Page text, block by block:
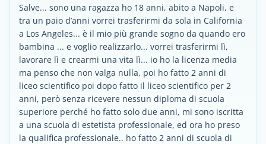
Salve... sono una ragazza ho 18 anni, abito a Napoli, e
tra un paio d’anni vorrei trasferirmi da sola in California
a Los Angeles... è il mio più grande sogno da quando ero
bambina ... e voglio realizzarlo... vorrei trasferirmi lì,
lavorare lì e crearmi una vita lì... io ho la licenza media
ma penso che non valga nulla, poi ho fatto 2 anni di
liceo scientifico poi dopo fatto il liceo scientifico per 2
anni, però senza ricevere nessun diploma di scuola
superiore perché ho fatto solo due anni, mi sono iscritta
a una scuola di estetista professionale, ed ora ho preso
la qualifica professionale.. ho fatto 2 anni di scuola di